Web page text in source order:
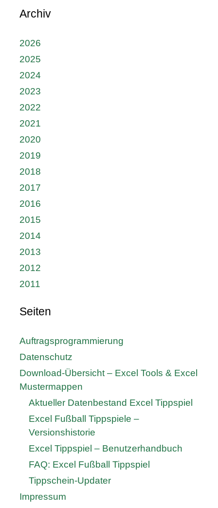
Archiv
2026
2025
2024
2023
2022
2021
2020
2019
2018
2017
2016
2015
2014
2013
2012
2011
Seiten
Auftragsprogrammierung
Datenschutz
Download-Übersicht – Excel Tools & Excel
Mustermappen
Aktueller Datenbestand Excel Tippspiel
Excel Fußball Tippspiele –
Versionshistorie
Excel Tippspiel – Benutzerhandbuch
FAQ: Excel Fußball Tippspiel
Tippschein-Updater
Impressum